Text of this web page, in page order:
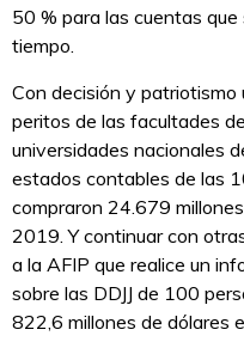
50 % para las cuentas
tiempo.
Con decisión y
peritos de las facultades
universidades nacionales
estados contables de las
compraron 24.679
2019. Y continuar con
a la AFIP que realice un
sobre las DDJJ de 100
822,6 millones de dólares